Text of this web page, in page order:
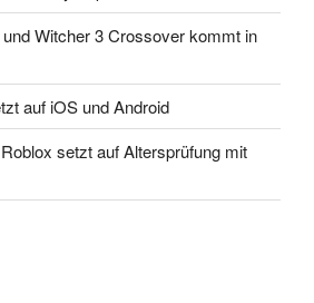
Witcher 3 Crossover kommt in
auf iOS und Android
setzt auf Altersprüfung mit